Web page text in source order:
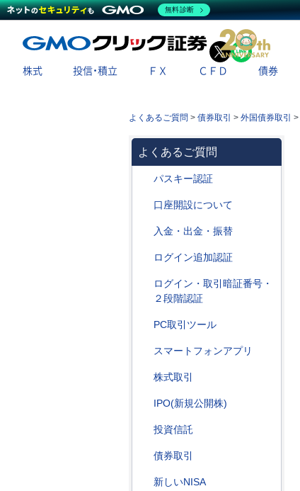
X
株式 投信・積立 ＦＸ ＣＦＤ 債券
よくあるご質問 > 債券取引 > 外国債券取引 >
よくあるご質問
パスキー認証
口座開設について
入金・出金・振替
ログイン追加認証
ログイン・取引暗証番号・
２段階認証
PC取引ツール
スマートフォンアプリ
株式取引
IPO(新規公開株)
投資信託
債券取引
新しいNISA
無料診断